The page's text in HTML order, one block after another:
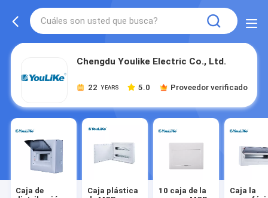
Chengdu Youlike Electric Co., Ltd.
22 YEARS 5.0 Proveedor verificado
Caja de
Caja plástica
10 caja de la
Caja la